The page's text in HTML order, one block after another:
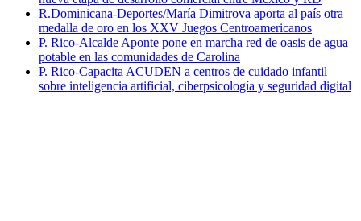
R.Dominicana-Deportes/María Dimitrova aporta al país otra
medalla de oro en los XXV Juegos Centroamericanos
P. Rico-Alcalde Aponte pone en marcha red de oasis de agua
potable en las comunidades de Carolina
P. Rico-Capacita ACUDEN a centros de cuidado infantil
sobre inteligencia artificial, ciberpsicología y seguridad digital